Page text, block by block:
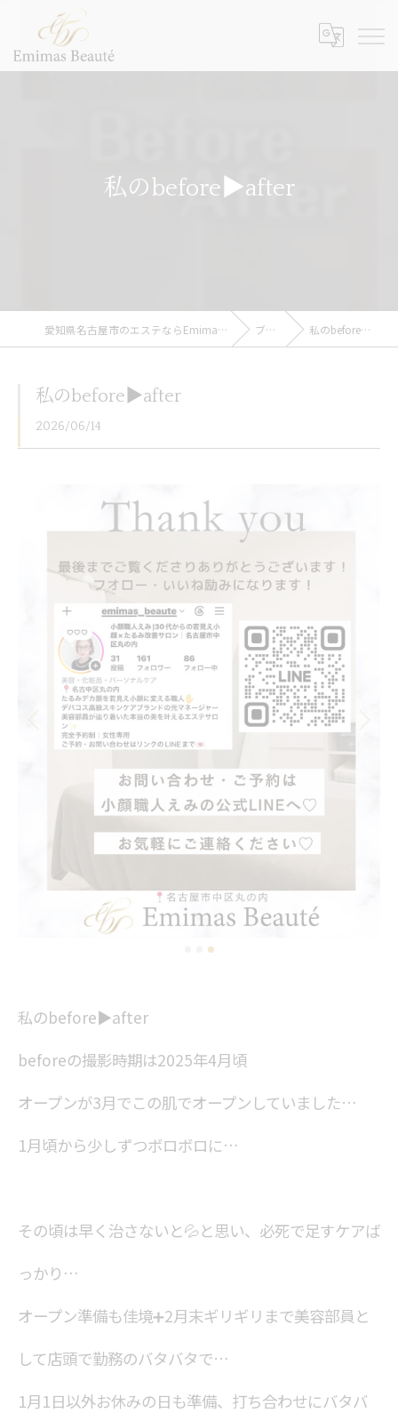
私のbefore▶︎after
愛知県名古屋市のエステならEmimas Beaute’ ブログ 私のbefore▶︎after
私のbefore▶︎after
2026/06/14
私のbefore▶︎after
beforeの撮影時期は2025年4月頃
オープンが3月でこの肌でオープンしていました…
1月頃から少しずつボロボロに…
その頃は早く治さないと💦と思い、必死で足すケアば
っかり…
オープン準備も佳境➕2月末ギリギリまで美容部員と
して店頭で勤務のバタバタで…
1月1日以外お休みの日も準備、打ち合わせにバタバ